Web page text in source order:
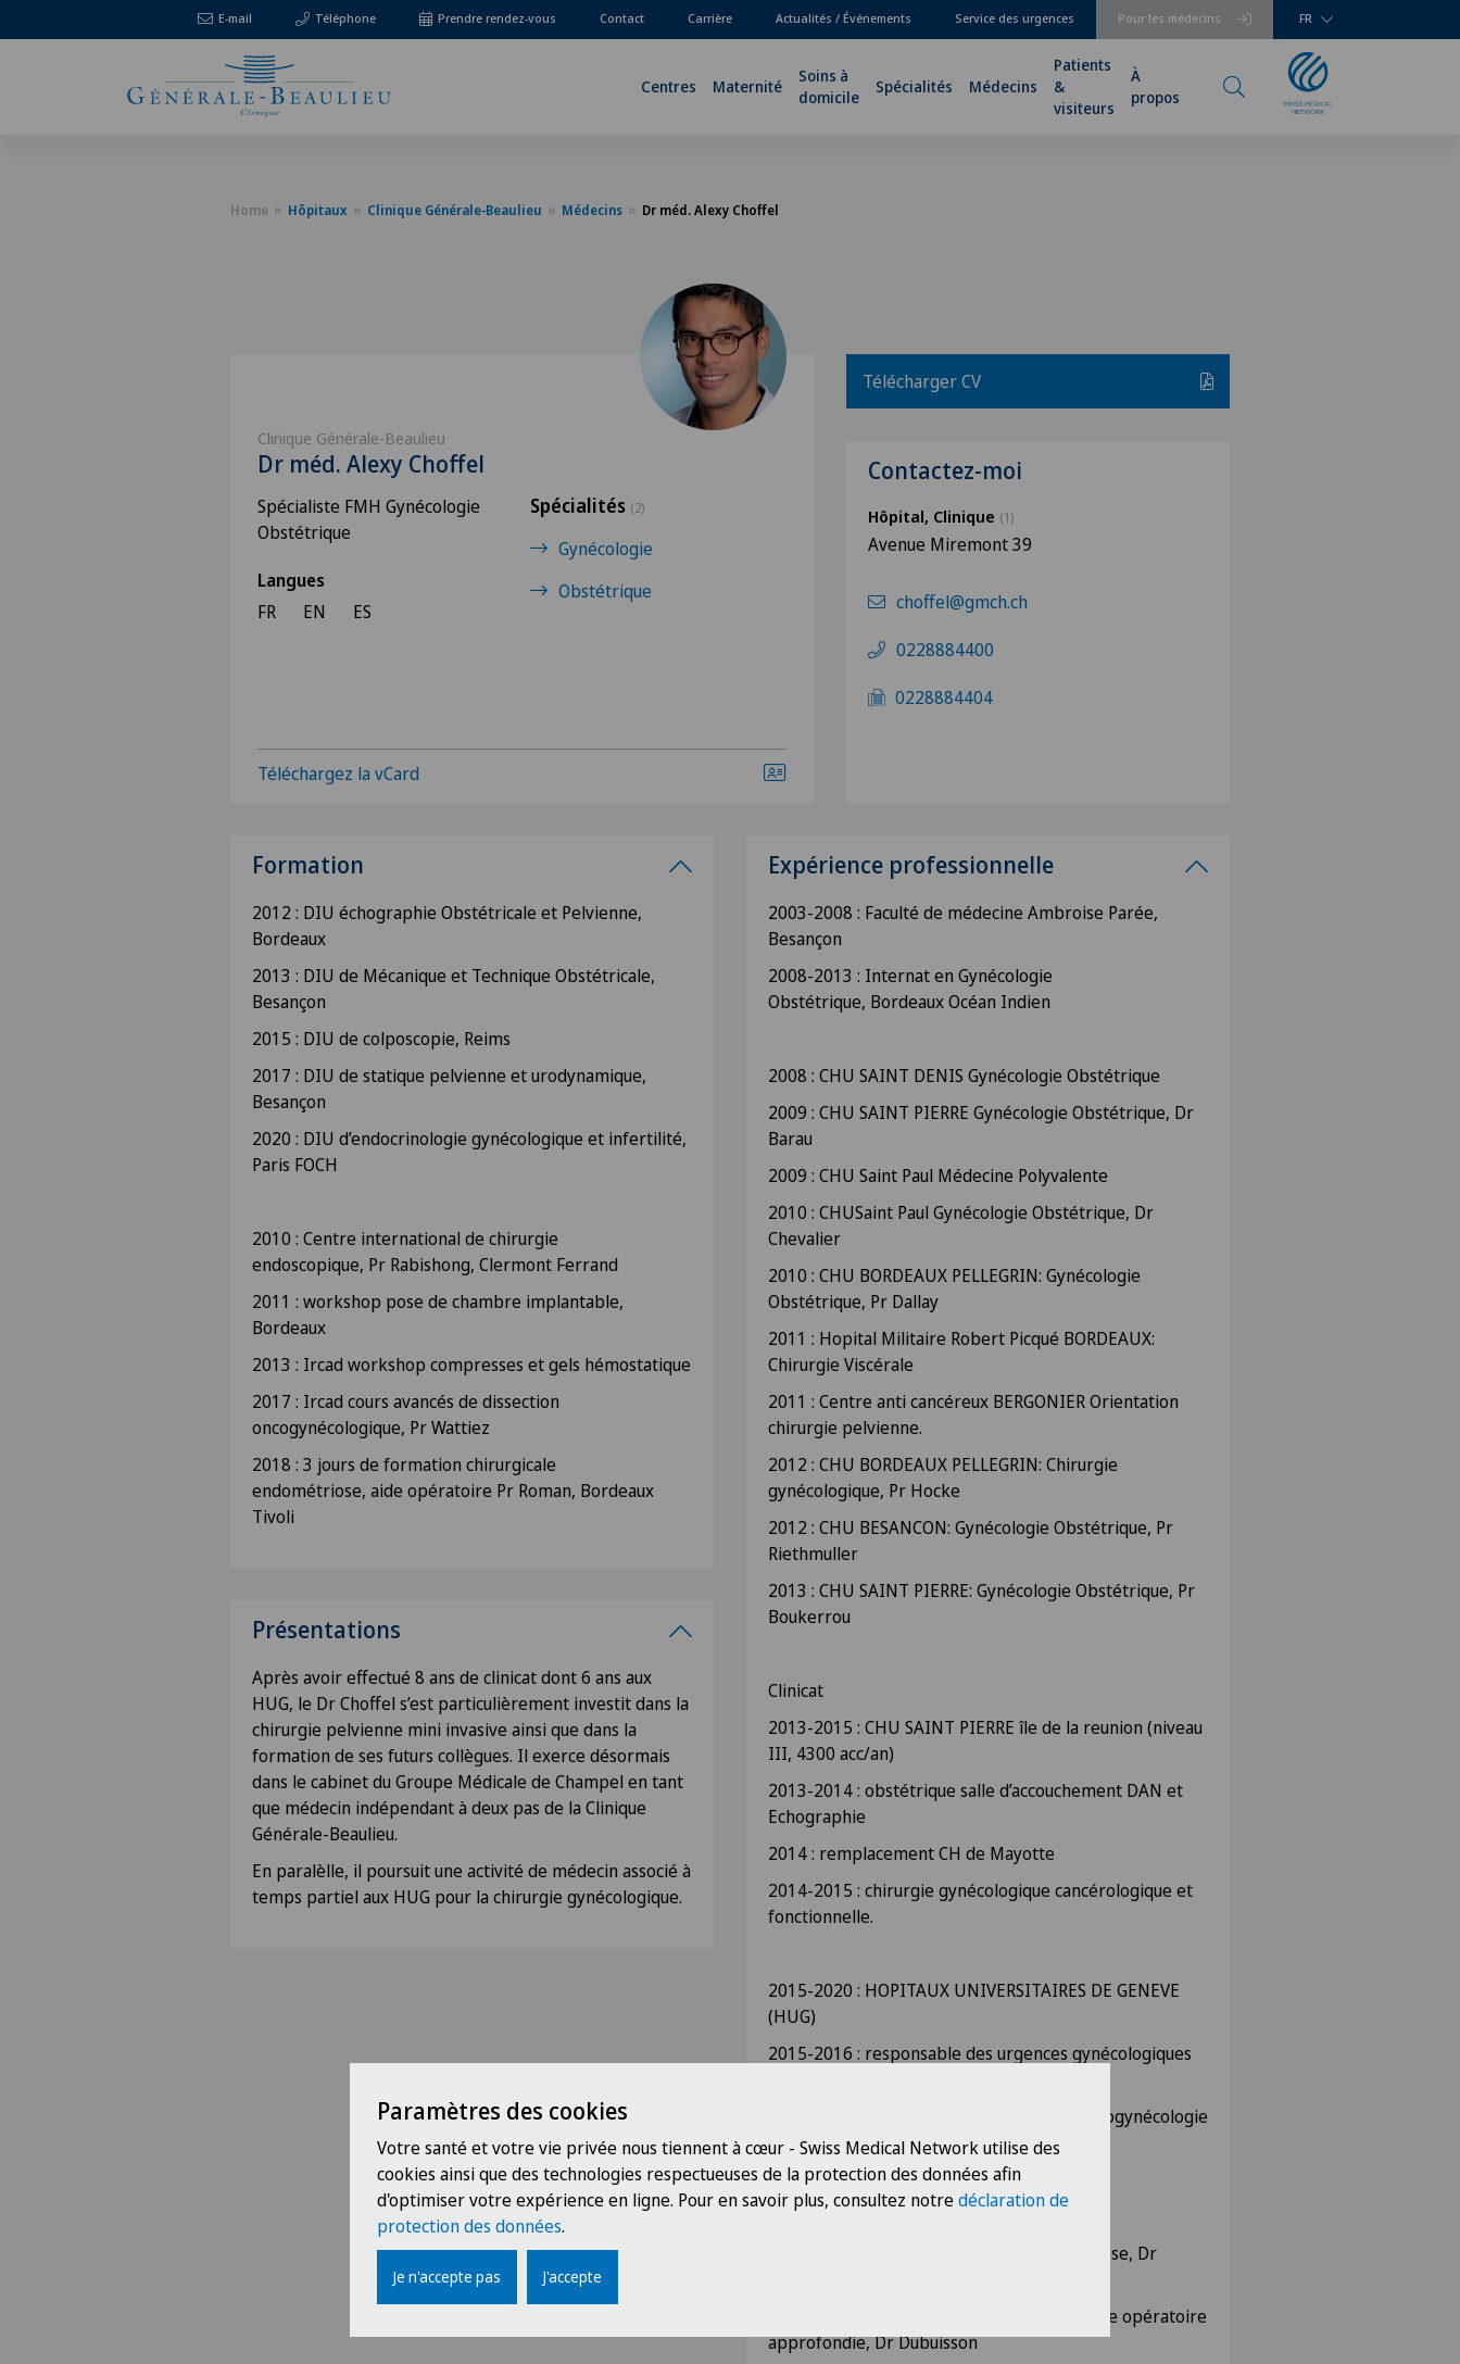
E-mail Téléphone Pour les médecins
Prendre rendez-vous Contact Carrière Actualités / Événements Service des urgences FR
Centres Maternité
Soins à
domicile
Spécialités Médecins
Patients
&
visiteurs
À
propos
Home Hôpitaux Clinique Générale-Beaulieu Médecins Dr méd. Alexy Choffel
Clinique Générale-Beaulieu
Dr méd. Alexy Choffel
Spécialiste FMH Gynécologie
Obstétrique
Langues
FR
EN ES
Spécialités (2)
Gynécologie
Obstétrique
Téléchargez la vCard
Télécharger CV
Contactez-moi
Hôpital, Clinique (1)
Avenue Miremont 39
choffel@gmch.ch
0228884400
0228884404
Formation
2012 : DIU échographie Obstétricale et Pelvienne,
Bordeaux
2013 : DIU de Mécanique et Technique Obstétricale,
Besançon
2015 : DIU de colposcopie, Reims
2017 : DIU de statique pelvienne et urodynamique,
Besançon
2020 : DIU d’endocrinologie gynécologique et infertilité,
Paris FOCH
2010 : Centre international de chirurgie
endoscopique, Pr Rabishong, Clermont Ferrand
2011 : workshop pose de chambre implantable,
Bordeaux
2013 : Ircad workshop compresses et gels hémostatique
2017 : Ircad cours avancés de dissection
oncogynécologique, Pr Wattiez
2018 : 3 jours de formation chirurgicale
endométriose, aide opératoire Pr Roman, Bordeaux
Tivoli
Présentations
Après avoir effectué 8 ans de clinicat dont 6 ans aux
HUG, le Dr Choffel s’est particulièrement investit dans la
chirurgie pelvienne mini invasive ainsi que dans la
formation de ses futurs collègues. Il exerce désormais
dans le cabinet du Groupe Médicale de Champel en tant
que médecin indépendant à deux pas de la Clinique
Générale-Beaulieu.
En paralèlle, il poursuit une activité de médecin associé à
temps partiel aux HUG pour la chirurgie gynécologique.
Expérience professionnelle
2003-2008 : Faculté de médecine Ambroise Parée,
Besançon
2008-2013 : Internat en Gynécologie
Obstétrique, Bordeaux Océan Indien
2008 : CHU SAINT DENIS Gynécologie Obstétrique
2009 : CHU SAINT PIERRE Gynécologie Obstétrique, Dr
Barau
2009 : CHU Saint Paul Médecine Polyvalente
2010 : CHUSaint Paul Gynécologie Obstétrique, Dr
Chevalier
2010 : CHU BORDEAUX PELLEGRIN: Gynécologie
Obstétrique, Pr Dallay
2011 : Hopital Militaire Robert Picqué BORDEAUX:
Chirurgie Viscérale
2011 : Centre anti cancéreux BERGONIER Orientation
chirurgie pelvienne.
2012 : CHU BORDEAUX PELLEGRIN: Chirurgie
gynécologique, Pr Hocke
2012 : CHU BESANCON: Gynécologie Obstétrique, Pr
Riethmuller
2013 : CHU SAINT PIERRE: Gynécologie Obstétrique, Pr
Boukerrou
Clinicat
2013-2015 : CHU SAINT PIERRE île de la reunion (niveau
III, 4300 acc/an)
2013-2014 : obstétrique salle d’accouchement DAN et
Echographie
2014 : remplacement CH de Mayotte
2014-2015 : chirurgie gynécologique cancérologique et
fonctionnelle.
2015-2020 : HOPITAUX UNIVERSITAIRES DE GENEVE
(HUG)
2015-2016 : responsable des urgences gynécologiques
2016-2017: chirurgie gynécologique 80% urogynécologie
20%
2017-2018: Obstétrique
2018: polyclinique gynécologie
2018-2020: fellowship chirurgie endométriose, Dr
2020: chef de clinique Formation gynécologie opératoire
approfondie, Dr Dubuisson
Paramètres des cookies
Votre santé et votre vie privée nous tiennent à cœur - Swiss Medical Network utilise des
cookies ainsi que des technologies respectueuses de la protection des données afin
d'optimiser votre expérience en ligne. Pour en savoir plus, consultez notredéclaration de
protection des données.
Je n'accepte pas J'accepte